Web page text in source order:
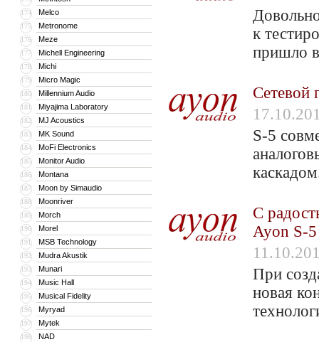
174 Melco
175 Metronome
176 Meze
177 Michell Engineering
178 Michi
179 Micro Magic
180 Millennium Audio
181 Miyajima Laboratory
182 MJ Acoustics
183 MK Sound
184 MoFi Electronics
185 Monitor Audio
186 Montana
187 Moon by Simaudio
188 Moonriver
189 Morch
190 Morel
191 MSB Technology
192 Mudra Akustik
193 Munari
194 Music Hall
195 Musical Fidelity
196 Myryad
197 Mytek
198 NAD
к
пришло
Сетевой
S-5
С
Ayon S-
При
новая